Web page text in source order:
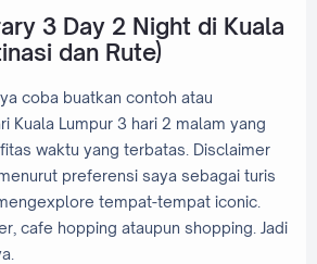
3 Day 2 Night di Kuala
dan Rute)
coba buatkan contoh atau
Kuala Lumpur 3 hari 2 malam yang
waktu yang terbatas. Disclaimer
preferensi saya sebagai turis
tempat-tempat iconic.
cafe hopping ataupun shopping. Jadi